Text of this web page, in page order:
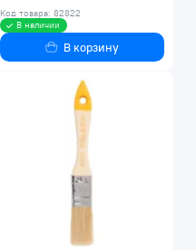
Код товара: 82822
В наличии
В корзину